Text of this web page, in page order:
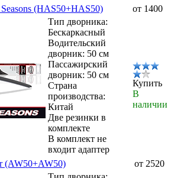
(HAS50+HAS50)
от 1400
Тип дворника:
Бескаркасный
Водительский
дворник: 50 см
Пассажирский
дворник: 50 см
Страна
производства:
Китай
Две резинки в
комплекте
В комплект не
входит адаптер
Купить
В
наличии
(AW50+AW50)
от 2520